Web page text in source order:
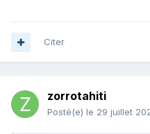
Citer
zorrotahiti
Posté(e) le 29 juillet